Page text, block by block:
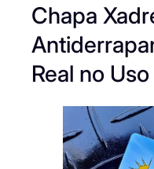
Chapa
Real no